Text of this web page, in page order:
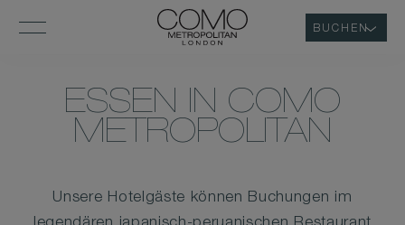
BUCHEN
ESSEN IN COMO
METROPOLITAN
Unsere Hotelgäste können Buchungen im